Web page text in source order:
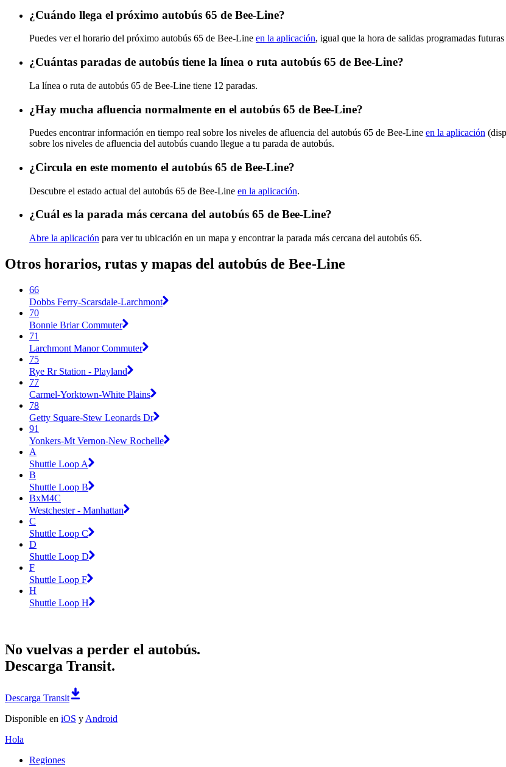
¿Cuándo llega el próximo autobús 65 de Bee-Line?
Puedes ver el horario del próximo autobús 65 de Bee-Line en la aplicación, igual que la hora de salidas programadas
¿Cuántas paradas de autobús tiene la línea o ruta autobús 65 de Bee-Line?
La línea o ruta de autobús 65 de Bee-Line tiene 12 paradas.
¿Hay mucha afluencia normalmente en el autobús 65 de Bee-Line?
Puedes encontrar información en tiempo real sobre los niveles de afluencia del autobús 65 de Bee-Line en la aplicación
sobre los niveles de afluencia del autobús cuando llegue a tu parada de autobús.
¿Circula en este momento el autobús 65 de Bee-Line?
Descubre el estado actual del autobús 65 de Bee-Line en la aplicación.
¿Cuál es la parada más cercana del autobús 65 de Bee-Line?
Abre la aplicación para ver tu ubicación en un mapa y encontrar la parada más cercana del autobús 65.
Otros horarios, rutas y mapas del autobús de Bee-Line
66
Dobbs Ferry-Scarsdale-Larchmont
70
Bonnie Briar Commuter
71
Larchmont Manor Commuter
75
Rye Rr Station - Playland
77
Carmel-Yorktown-White Plains
78
Getty Square-Stew Leonards Dr
91
Yonkers-Mt Vernon-New Rochelle
A
Shuttle Loop A
B
Shuttle Loop B
BxM4C
Westchester - Manhattan
C
Shuttle Loop C
D
Shuttle Loop D
F
Shuttle Loop F
H
Shuttle Loop H
No vuelvas a perder el autobús.
Descarga Transit.
Descarga Transit
Disponible en iOS y Android
Hola
Regiones